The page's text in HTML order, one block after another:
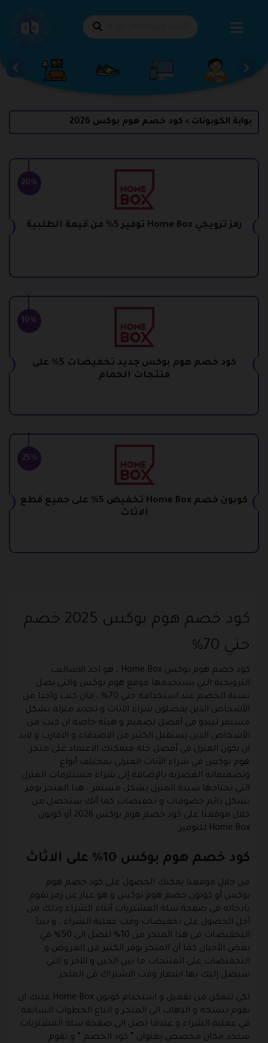
بوابة الكوبونات > كود خصم هوم بوكس 2026
20%
رمز ترويجي Home Box توفير 5% من قيمة الطلبية
10%
كود خصم هوم بوكس جديد تخفيضات 5% على
منتجات الحمام
25%
كوبون خصم Home Box تخفيض 5% على جميع قطع
الاثاث
كود خصم هوم بوكس 2025 خصم
حتي 70%
كود خصم هوم بوكس Home Box ، هو احد الاساليب
الترويجية التي يستخدمها موقع هوم بوكس والتي يصل
تسبة الخصم عند استخدامه حتي 70% ، فان كنت واحدا من
الأشخاص الذين يفضلون شراء الاثاث و تجديد منزله بشكل
مستمر ليبدو في أفضل تصميم و هيئة خاصة ان كنت من
الأشخاص الذين يستقبل الكثير من الاصدقاء و الاقارب و لابد
ان يكون المنزل في أفضل حلة فيمكنك الاعتماد على متجر
هوم بوكس في شراء الأثاث المنزلي بمختلف أنواع
وتصميماته العصرية بالإضافة إلى شراء مستلزمات المنزل
التي تحتاجها سيدة المنزل بشكل مستمر ، هذا المتجر يوفر
بشكل دائم خصومات و تخفيضات كما أنك ستحصل من
خلال موقعنا على كود خصم هوم بوكس 2026 أو كوبون
Home Box للتوفير .
كود خصم هوم بوكس 10% على الاثاث
من خلال موقعنا يمكنك الحصول على كود خصم هوم
بوكس أو كوبون خصم هوم بوكس و هو عبار عن رمز تقوم
بادخاله في صفحة سلة المشتريات أثناء الشراء وذلك من
أجل الحصول على تخفيضات وقت عملية الشراء ، و تبدأ
التخفيضات في هذا المتجر من 10% لتصل الى 50% في
بعض الأحيان كما أن المتجر يوفر الكثير من العروض و
التخفيضات على المنتجات ما بين الحين و الآخر و التي
سيصل إليك بها اشعار وقت الاشتراك في المتجر .
لكي تتمكن من تفعيل و استخدام كوبون Home Box عليك ان
تقوم بنسخه و الذهاب الى المتجر و اتباع الخطوات السابقة
في عملية الشراء و عندما تصل الى صفحة سلة المشتريات
ستجد مكان مخصص بعنوان ” كود الخصم ” و تقوم